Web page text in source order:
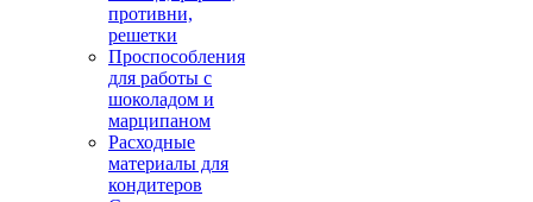
противни,
решетки
Проспособления
для работы с
шоколадом и
марципаном
Расходные
материалы для
кондитеров